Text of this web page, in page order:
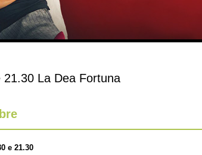
La Dea Fortuna
e 21.30